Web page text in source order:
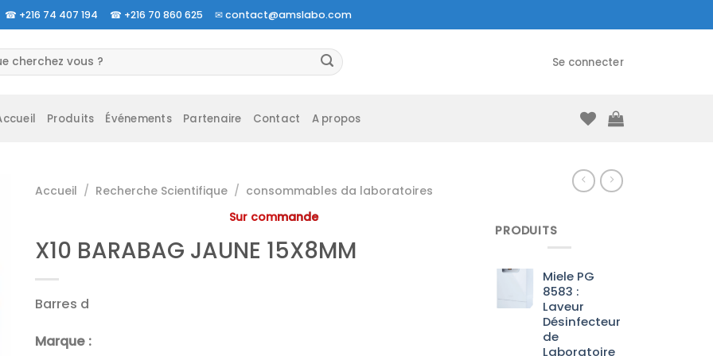
☎ +216 74 407 194 ☎ +216 70 860 625 ✉contact@amslabo.com
Se connecter
Produits Événements Partenaire Contact A propos
Accueil / Recherche Scientifique / consommables da laboratoires
Sur commande
X10 BARABAG JAUNE 15X8MM
Barres d
Marque :
PRODUITS
Miele PG
8583 :
Laveur
Désinfecteur
de
Laboratoire